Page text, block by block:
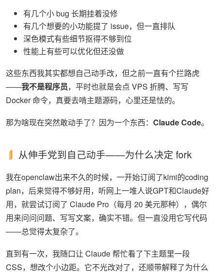
有几个小 bug 长期挂着没修
有几个想要的小功能提了 issue，但一直排队
深色模式有些细节抠得不够到位
性能上有些可以优化但还没做
这些东西我其实都想自己动手改，但之前一直有个拦路虎
——我不是程序员，平时也就是会点 VPS 折腾、写写
Docker 命令，真要去啃主题源码，心里还是怯的。
那为啥现在突然敢动手了？因为一个东西： Claude Code。
从伸手党到自己动手——为什么决定 fork
我在openclaw出来不久的时候，一开始订阅了kimi的coding
plan，后来觉得不够好用，听网上一堆人说GPT和Claude好
用，就尝试订阅了 Claude Pro（每月 20 美元那种），偶尔
用来问问问题、写写文案，确实不错。但一直没用它写代码
——总觉得太复杂了。
直到有一次，我随口让 Claude 帮忙看了下主题里一段
CSS，想改个小边距。它不光改对了，还顺带解释了为什么